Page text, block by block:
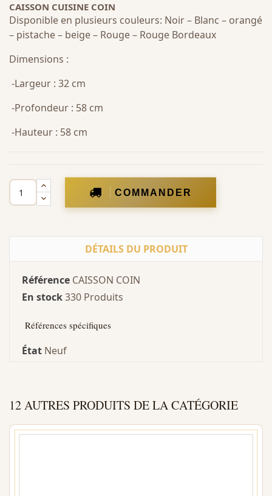
CAISSON CUISINE COIN
Disponible en plusieurs couleurs: Noir – Blanc – orangé
– pistache – beige – Rouge – Rouge Bordeaux
Dimensions :
-Largeur : 32 cm
-Profondeur : 58 cm
-Hauteur : 58 cm
COMMANDER
DÉTAILS DU PRODUIT
Référence CAISSON COIN
En stock330 Produits
Références spécifiques
État Neuf
12 AUTRES PRODUITS DE LA CATÉGORIE